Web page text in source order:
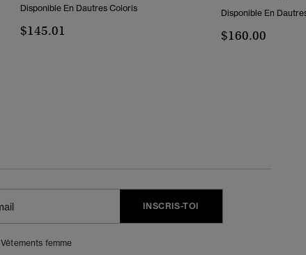
Disponible En Dautres Coloris
$145.01
Disponible En
$160.00
INSCRIS-TOI
Vêtements femme